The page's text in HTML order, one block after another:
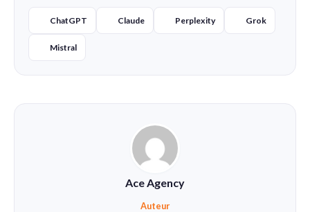
ChatGPT Claude Perplexity Grok
Mistral
Ace Agency
Auteur